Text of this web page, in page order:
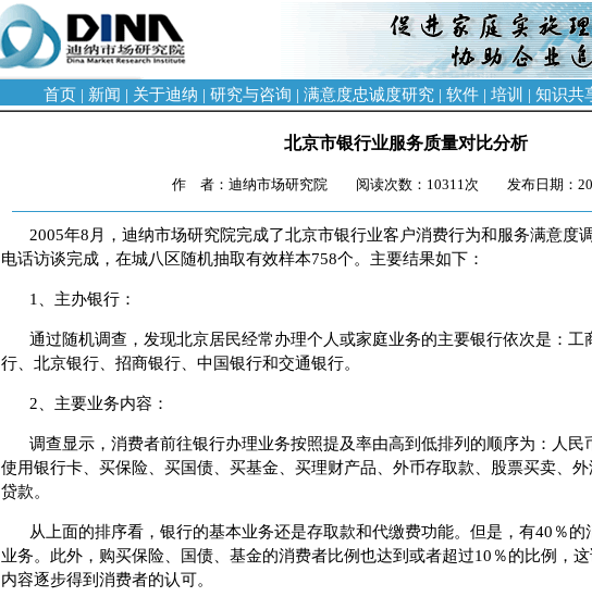
首页 | 新闻 | 关于迪纳 | 研究与咨询 | 满意度忠诚度研究 | 软件 | 培训 | 知识共
北京市银行业服务质量对比分析
作 者：迪纳市场研究院 阅读次数：10311次 发布日期：
2005年8月，迪纳市场研究院完成了北京市银行业客户消费行为和服务满意度
电话访谈完成，在城八区随机抽取有效样本758个。主要结果如下：
1、主办银行：
通过随机调查，发现北京居民经常办理个人或家庭业务的主要银行依次是：工
行、北京银行、招商银行、中国银行和交通银行。
2、主要业务内容：
调查显示，消费者前往银行办理业务按照提及率由高到低排列的顺序为：人民
使用银行卡、买保险、买国债、买基金、买理财产品、外币存取款、股票买卖、
贷款。
从上面的排序看，银行的基本业务还是存取款和代缴费功能。但是，有40％
业务。此外，购买保险、国债、基金的消费者比例也达到或者超过10％的比例，
内容逐步得到消费者的认可。